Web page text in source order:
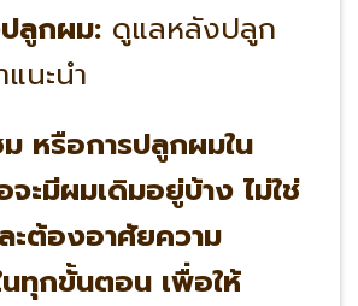
ลูกผม:ดูแลหลังปลูก
นะนำ
หรือการปลูกผมใน
ะมีผมเดิมอยู่บ้าง ไม่ใช่
ะต้องอาศัยความ
นทุกขั้นตอน เพื่อให้